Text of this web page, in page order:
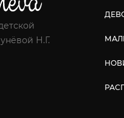
Н.Г.